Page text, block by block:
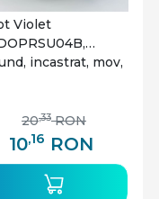
Violet
incastrat, mov,
10,16 RON
20,33 RON